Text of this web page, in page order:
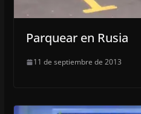
Parquear en Rusia
11 de septiembre de 2013